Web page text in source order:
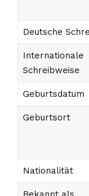
Deutsche
Internationale
Schreibweise
Geburtsdatum
Geburtsort
Nationalität